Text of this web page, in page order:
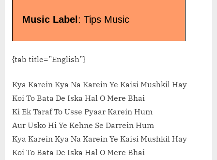
Music Label : Tips Music
{tab title=”English”}
Kya Karein Kya Na Karein Ye Kaisi Mushkil Hay
Koi To Bata De Iska Hal O Mere Bhai
Ki Ek Taraf To Usse Pyaar Karein Hum
Aur Usko Hi Ye Kehne Se Darrein Hum
Kya Karein Kya Na Karein Ye Kaisi Mushkil Hay
Koi To Bata De Iska Hal O Mere Bhai